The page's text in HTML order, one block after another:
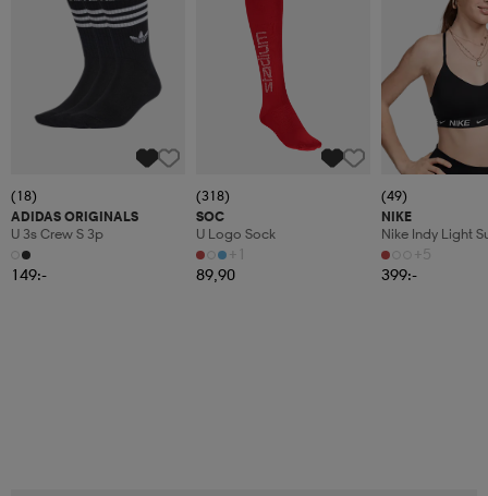
(18)
ADIDAS ORIGINALS
U 3s Crew S 3p
149:-
(318)
SOC
U Logo Sock
+1
89,90
(49)
NIKE
Nike Indy Light
Women's Pad
+5
399:-